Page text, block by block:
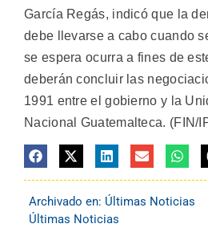
García Regás, indicó que la
debe llevarse a cabo cuando
se espera ocurra a fines de
deberán concluir las
1991 entre el gobierno y la
Nacional Guatemalteca. (FIN/
Archivado en: Últimas Noticias
Últimas Noticias